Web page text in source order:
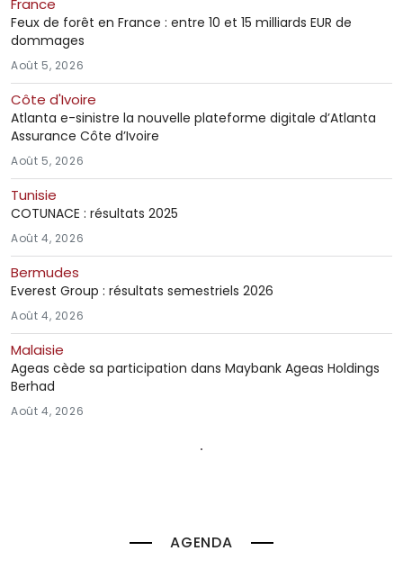
AGENDA
France
Feux de forêt en France : entre 10 et 15 milliards EUR de
dommages
Août 5, 2026
Côte d'Ivoire
Atlanta e-sinistre la nouvelle plateforme digitale d’Atlanta
Assurance Côte d’Ivoire
Août 5, 2026
Tunisie
COTUNACE : résultats 2025
Août 4, 2026
Bermudes
Everest Group : résultats semestriels 2026
Août 4, 2026
Malaisie
Ageas cède sa participation dans Maybank Ageas Holdings
Berhad
Août 4, 2026